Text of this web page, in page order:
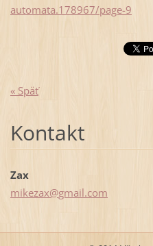
automata.178967/page-9
« Späť
Kontakt
Zax
mikezax@gmail.com